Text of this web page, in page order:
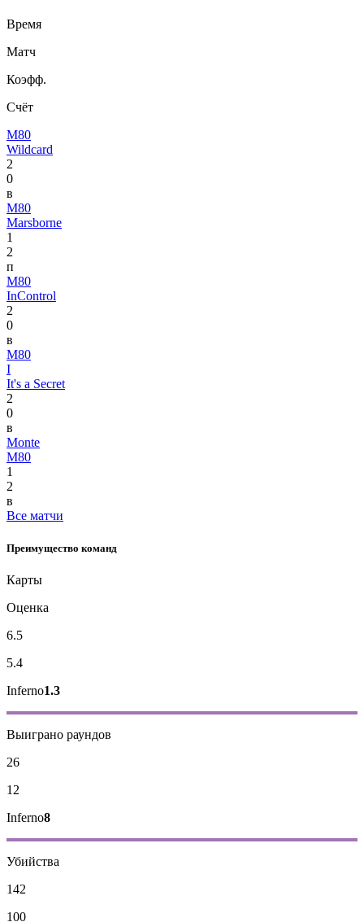
Время
Матч
Коэфф.
Счёт
M80
Wildcard
2
0
в
M80
Marsborne
1
2
п
M80
InControl
2
0
в
M80
I
It's a Secret
2
0
в
Monte
M80
1
2
в
Все матчи
Преимущество команд
Карты
Оценка
6.5
5.4
Inferno1.3
Выиграно раундов
26
12
Inferno8
Убийства
142
100